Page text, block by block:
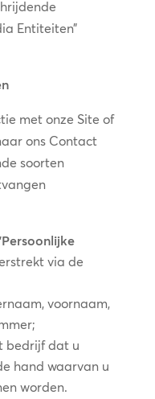
Entiteiten”
met onze Site of
ons Contact
soorten
via de
voornaam,
bedrijf dat u
hand waarvan u
worden.